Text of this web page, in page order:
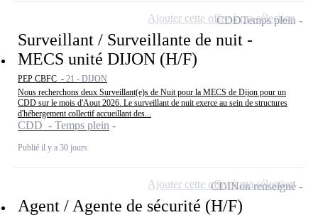
Surveillant / Surveillante de nuit -
MECS unité DIJON (H/F)
PEP CBFC - 21 - DIJON
Nous recherchons deux Surveillant(e)s de Nuit pour la MECS de Dijon pour un
CDD sur le mois d'Aout 2026. Le surveillant de nuit exerce au sein de structures
d'hébergement collectif accueillant des...
CDD - Temps plein
Publié il y a 30 jours
CDDTemps plein
Ajouter cette offre à ma sélection
Agent / Agente de sécurité (H/F)
CDINon renseigné
Ajouter cette offre à ma sélection